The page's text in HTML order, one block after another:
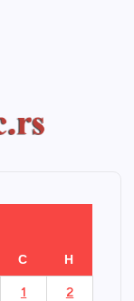
С Н
1 2